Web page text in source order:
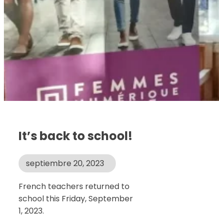
It’s back to school!
septiembre 20, 2023
French teachers returned to
school this Friday, September
1, 2023.